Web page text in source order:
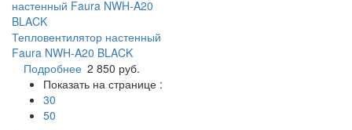
Тепловентилятор настенный
Faura NWH-A20 BLACK
Подробнее 2 850 руб.
Показать на странице :
30
50